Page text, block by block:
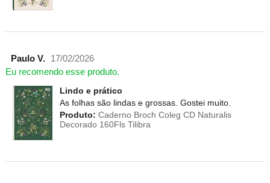
Paulo V.
17/02/2026
Eu recomendo esse produto.
Lindo e prático
As folhas são lindas e grossas. Gostei muito.
Produto: Caderno Broch Coleg CD Naturalis
Decorado 160Fls Tilibra